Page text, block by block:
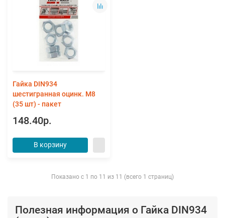
Гайка DIN934
шестигранная оцинк. М8
(35 шт) - пакет
148.40р.
В корзину
Показано с 1 по 11 из 11 (всего 1 страниц)
Полезная информация о Гайка DIN934